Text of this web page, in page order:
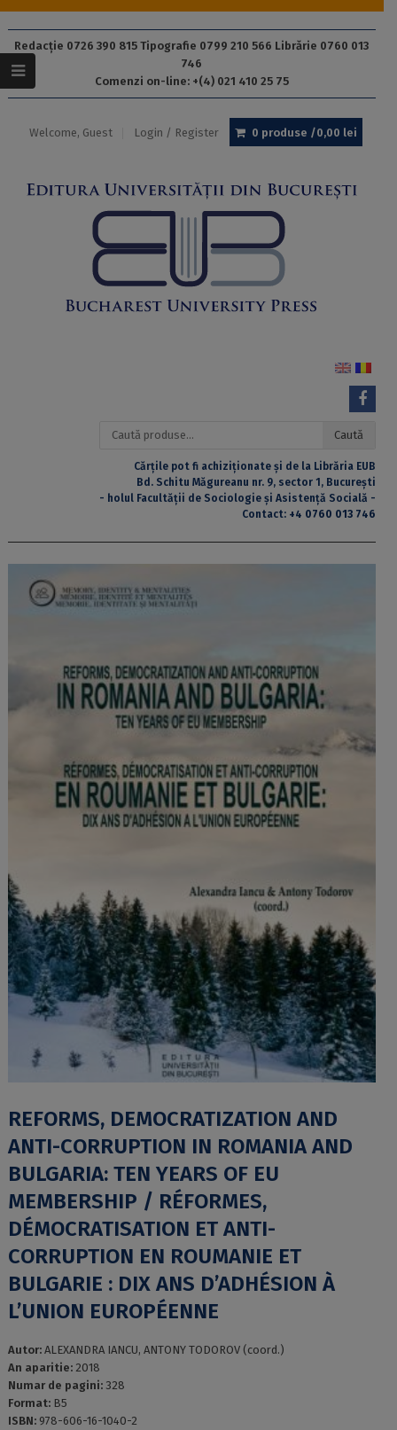
Redacție 0726 390 815 Tipografie 0799 210 566 Librărie 0760 013
746
Comenzi on-line: +(4) 021 410 25 75
Welcome, Guest Login / Register 0 produse /0,00 lei
Caută
Caută
Cărțile pot fi achiziționate și de la Librăria EUB
Bd. Schitu Măgureanu nr. 9, sector 1, București
- holul Facultății de Sociologie și Asistență Socială -
Contact: +4 0760 013 746
REFORMS, DEMOCRATIZATION AND
ANTI-CORRUPTION IN ROMANIA AND
BULGARIA: TEN YEARS OF EU
MEMBERSHIP / RÉFORMES,
DÉMOCRATISATION ET ANTI-
CORRUPTION EN ROUMANIE ET
BULGARIE : DIX ANS D’ADHÉSION À
L’UNION EUROPÉENNE
Autor: ALEXANDRA IANCU, ANTONY TODOROV (coord.)
An aparitie: 2018
Numar de pagini: 328
Format: B5
ISBN: 978-606-16-1040-2